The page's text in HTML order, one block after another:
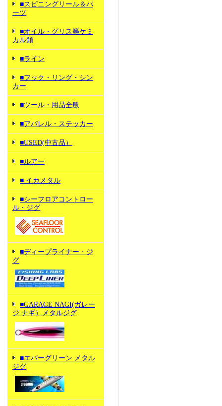
■スピニングリール＆パ
ーツ
■オイル・グリス等ケミ
カル類
■ライン
■フック・リング・シン
カー
■ツール・用品全般
■アパレル・ステッカー
■USED(中古品）
■ルアー
■ イカメタル
■シーフロアコントロー
ル・ジグ
■ディープライナー・ジ
グ
■GARAGE NAGI(ガレー
ジ ナギ）メタルジグ
■エバーグリーン メタル
ジグ